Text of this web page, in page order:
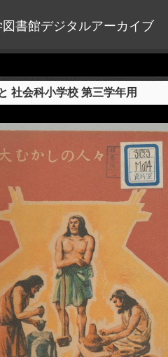
書館デジタルアーカイブ
社会科小学校 第三学年用